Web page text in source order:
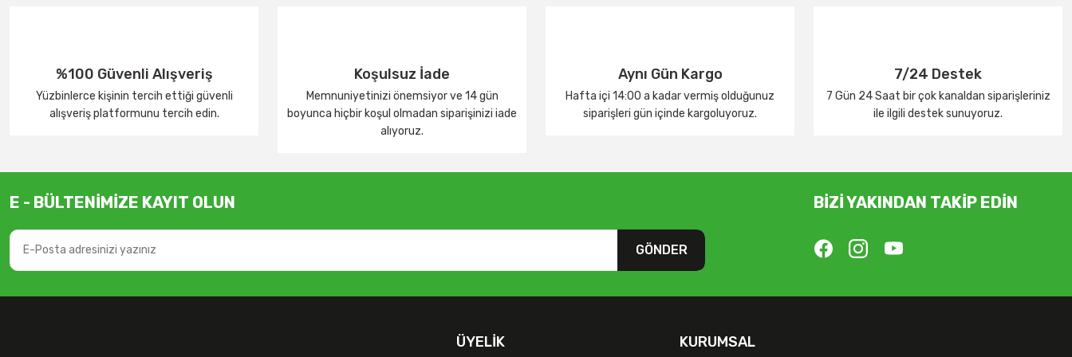
%100 Güvenli Alışveriş
Yüzbinlerce kişinin tercih ettiği güvenli
alışveriş platformunu tercih edin.
Koşulsuz İade
Memnuniyetinizi önemsiyor ve 14 gün
boyunca hiçbir koşul olmadan siparişinizi iade
alıyoruz.
Aynı Gün Kargo
Hafta içi 14:00 a kadar vermiş olduğunuz
siparişleri gün içinde kargoluyoruz.
7/24 Destek
7 Gün 24 Saat bir çok kanaldan siparişleriniz
ile ilgili destek sunuyoruz.
E - BÜLTENİMİZE KAYIT OLUN
GÖNDER
BİZİ YAKINDAN TAKİP EDİN
ÜYELIK KURUMSAL